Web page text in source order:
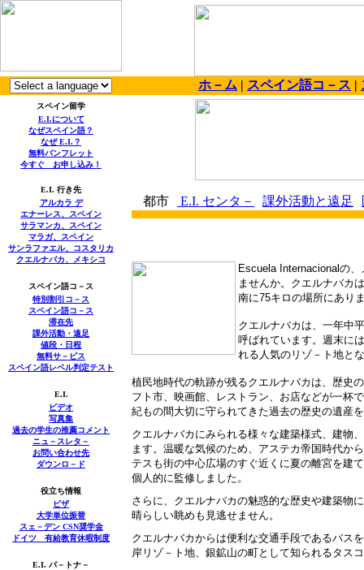
ホ－ム | スペイン語コ－ス |
スペイン留学
E.I.について
なぜスペイン語？
なぜE.I. ？
無料パンフレット
今すぐ お申し込み！
E.I. 行き先
アルカラ デ
エナーレス、スペイン
サラマンカ、スペイン
マラガ、スペイン
サンラファエル、コスタリカ
クエルナバカ、メキシコ
スペイン語コ－ス
特別割引コ－ス
スペイン語コ－ス
滞在先
課外活動・遠足
値段・日程
無料サ－ビス
スペイン語レベル判定テスト
E.I.
ビデオ
写真集
過去の学生の推薦コメント
ニュ－スレタ－
お問い合わせ先
ダウンロ－ド
役立ち情報
ビザ
大学単位振替
スェ－デン CSN奨学金
ドイツ 有給教育休暇制度
E.I. パ－トナ－
都市 E.I. センタ－ 課外活動と遠足
Escuela Internacionalの、
ませんか。クエルナバカ
南に75キロの場所にあり
クエルナバカは、一年中
呼ばれています。週末に
れる人気のリゾ－ト地と
植民地時代の軌跡が残るクエルナバカは、歴史
フト市、映画館、レストラン、お店などが一杯
紀もの間大切に守られてきた過去の歴史の遺産
クエルナバカにみられる様々な建築様式、建物
ます。温暖な気候のため、アステカ帝国時代か
テスも街の中心広場のすぐ近くに夏の離宮を建
個人的に監修しました。
さらに、クエルナバカの魅惑的な歴史や建築物
晴らしい眺めも見逃せません。
クエルナバカからは便利な交通手段であるバス
岸リゾ－ト地、銀鉱山の町として知られるタス